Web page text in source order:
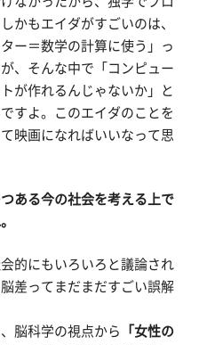
かもエイダがすごいのは、
ー＝数学の計算に使う」っ
、そんな中で「コンピュー
が作れるんじゃないか」と
すよ。このエイダのことを
映画になればいいなって思
ある今の社会を考える上で
的にもいろいろと議論され
差ってまだまだすごい誤解
脳科学の視点から
「女性の